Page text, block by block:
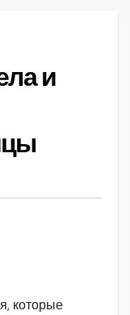
и
которые